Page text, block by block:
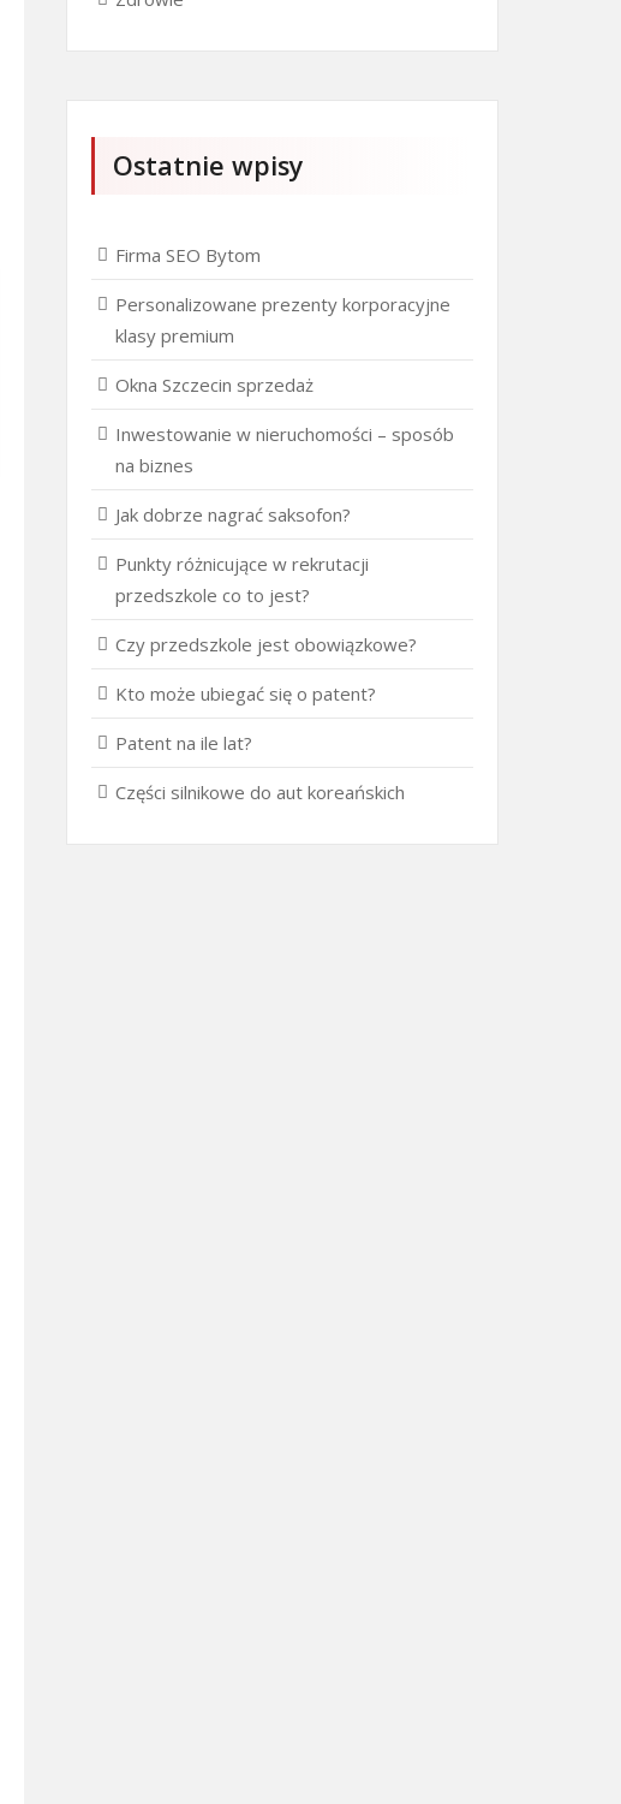
Ostatnie wpisy
Firma SEO Bytom
Personalizowane prezenty korporacyjne
klasy premium
Okna Szczecin sprzedaż
Inwestowanie w nieruchomości – sposób
na biznes
Jak dobrze nagrać saksofon?
Punkty różnicujące w rekrutacji
przedszkole co to jest?
Czy przedszkole jest obowiązkowe?
Kto może ubiegać się o patent?
Patent na ile lat?
Części silnikowe do aut koreańskich